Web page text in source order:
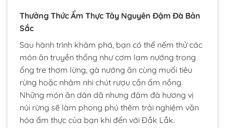
Thưởng Thức Ẩm Thực Tây Nguyên Đậm Đà Bản
Sắc
Sau hành trình khám phá, bạn có thể nếm thử các
món ăn truyền thống như cơm lam nướng trong
ống tre thơm lừng, gà nướng ăn cùng muối tiêu
rừng hoặc nhâm nhi chút rượu cần ấm nồng.
Những món ăn dân dã nhưng đậm đà hương vị
núi rừng sẽ làm phong phú thêm trải nghiệm văn
hóa ẩm thực của bạn khi đến với Đắk Lắk.